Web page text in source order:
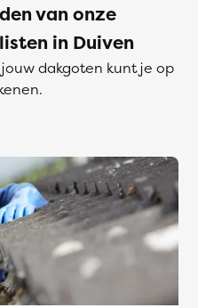
van onze
in Duiven
dakgoten kunt je op